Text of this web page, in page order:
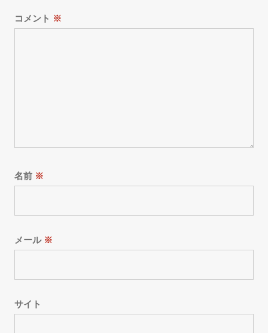
コメント ※
名前 ※
メール ※
サイト